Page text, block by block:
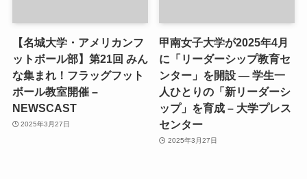
【名城大学・アメリカンフ
ットボール部】第21回 みん
な集まれ！フラッグフット
ボール教室開催 –
NEWSCAST
2025年3月27日
甲南女子大学が2025年4月
に「リーダーシップ教育セ
ンター」を開設 ― 学生一
人ひとりの「新リーダーシ
ップ」を育成 – 大学プレス
センター
2025年3月27日